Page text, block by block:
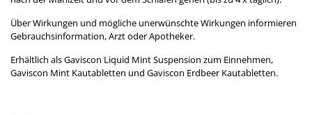
Über Wirkungen und mögliche unerwünschte Wirkungen informieren
Gebrauchsinformation, Arzt oder Apotheker.
Erhältlich als Gaviscon Liquid Mint Suspension zum Einnehmen,
Gaviscon Mint Kautabletten und Gaviscon Erdbeer Kautabletten.